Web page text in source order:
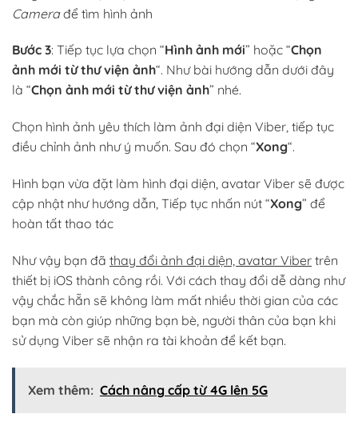
Camerađể tìm hình ảnh
Bước 3: Tiếp tục lựa chọn “Hình ảnh mới” hoặc “Chọn
ảnh mới từ thư viện ảnh“. Như bài hướng dẫn dưới đây
là “Chọn ảnh mới từ thư viện ảnh” nhé.
Chọn hình ảnh yêu thích làm ảnh đại diện Viber, tiếp tục
điều chỉnh ảnh như ý muốn. Sau đó chọn “Xong“.
Hình bạn vừa đặt làm hình đại diện, avatar Viber sẽ được
cập nhật như hướng dẫn, Tiếp tục nhấn nút “Xong” để
hoàn tất thao tác
Như vậy bạn đã thay đổi ảnh đại diện, avatar Viber trên
thiết bị iOS thành công rồi. Với cách thay đổi dễ dàng như
vậy chắc hẵn sẽ không làm mất nhiều thời gian của các
bạn mà còn giúp những bạn bè, người thân của bạn khi
sử dụng Viber sẽ nhận ra tài khoản để kết bạn.
Xem thêm: Cách nâng cấp từ 4G lên 5G